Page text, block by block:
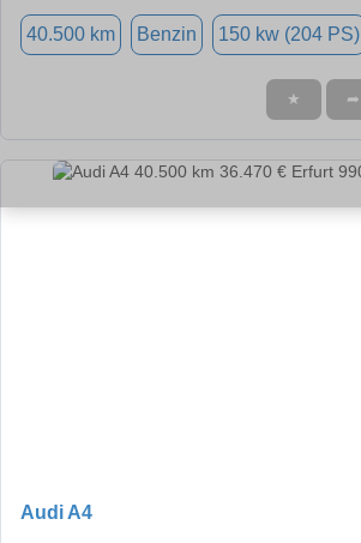
40.500 km Benzin 150 kw (204 PS)
★ ➦
Audi A4